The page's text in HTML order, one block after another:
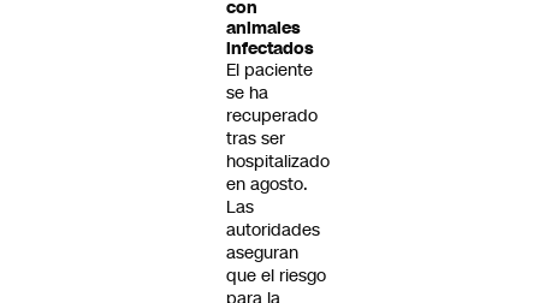
con
animales
infectados
El paciente
se ha
recuperado
tras ser
hospitalizado
en agosto.
Las
autoridades
aseguran
que el riesgo
para la